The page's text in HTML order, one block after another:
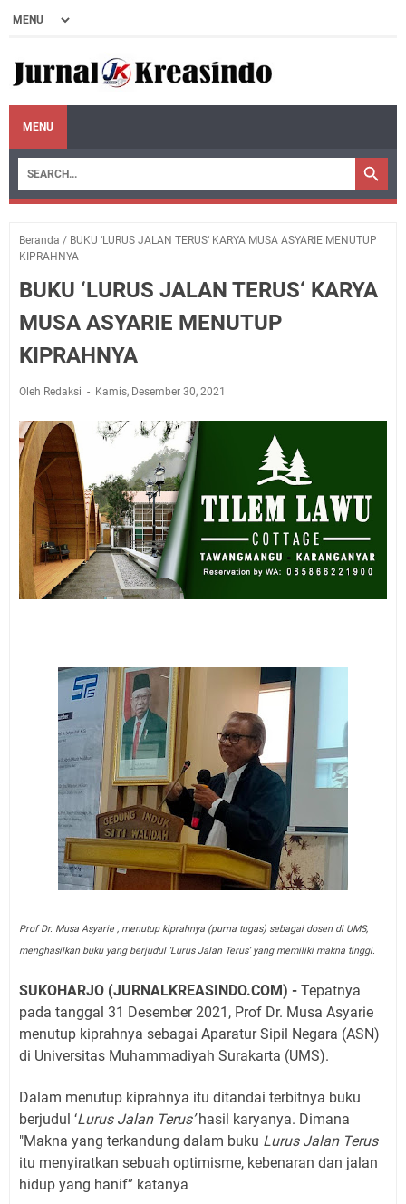
MENU
Beranda / BUKU ‘LURUS JALAN TERUS‘ KARYA MUSA ASYARIE MENUTUP
KIPRAHNYA
BUKU ‘LURUS JALAN TERUS‘ KARYA
MUSA ASYARIE MENUTUP
KIPRAHNYA
Oleh Redaksi Kamis, Desember 30, 2021
Prof Dr. Musa Asyarie , menutup kiprahnya (purna tugas) sebagai dosen di UMS,
menghasilkan buku yang berjudul ‘Lurus Jalan Terus’ yang memiliki makna tinggi.
SUKOHARJO (JURNALKREASINDO.COM) - Tepatnya
pada tanggal 31 Desember 2021, Prof Dr. Musa Asyarie
menutup kiprahnya sebagai Aparatur Sipil Negara (ASN)
di Universitas Muhammadiyah Surakarta (UMS).
Dalam menutup kiprahnya itu ditandai terbitnya buku
berjudul ‘Lurus Jalan Terus’hasil karyanya. Dimana
"Makna yang terkandung dalam buku Lurus Jalan Terus
itu menyiratkan sebuah optimisme, kebenaran dan jalan
hidup yang hanif” katanya